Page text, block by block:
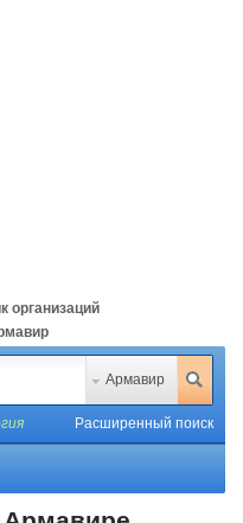
организаций
Армавир
Расширенный поиск